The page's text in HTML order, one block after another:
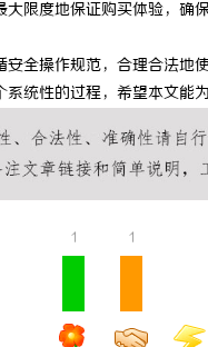
限度地保证购买体验，
全操作规范，合理合法
统性的过程，希望本文能
1 1
游戏行业的“版权保卫
不开版权律师